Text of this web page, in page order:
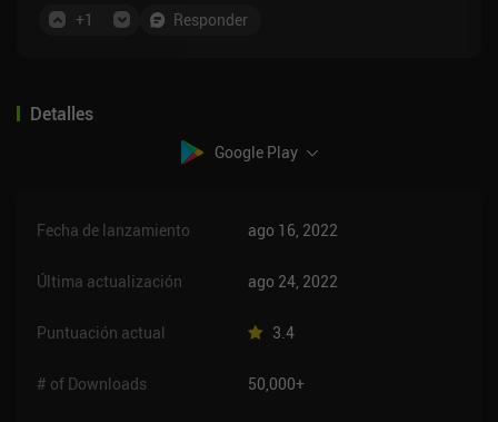
+1 Responder
Detalles
Google Play
Fecha de lanzamiento ago 16, 2022
Última actualización ago 24, 2022
Puntuación actual 3.4
# of Downloads 50,000+